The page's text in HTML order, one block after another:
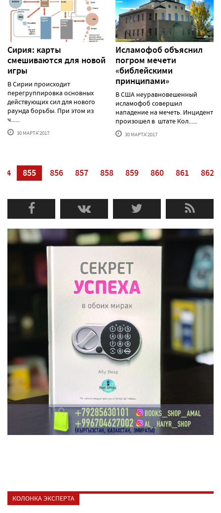
Сирия: карты
смешиваются для новой
игры
В Сирии происходит
перегруппировка основных
действующих сил для нового
раунда борьбы. При этом из
ч......
30 МАРТА'2017
Исламофоб объяснил
погром мечети
«библейскими
принципами»
В США неуравновешенный
исламофоб совершил
нападение на мечеть. Инцидент
произошел в штате Кол......
30 МАРТА'2017
855 856 857 858 859 860 861 862
КОЛОНКА ЭКСПЕРТА